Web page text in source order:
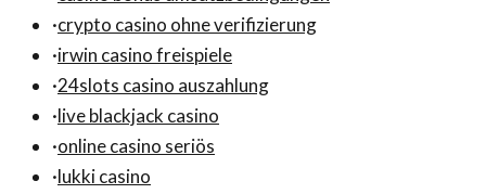
·crypto casino ohne verifizierung
·irwin casino freispiele
·24slots casino auszahlung
·live blackjack casino
·online casino seriös
·lukki casino